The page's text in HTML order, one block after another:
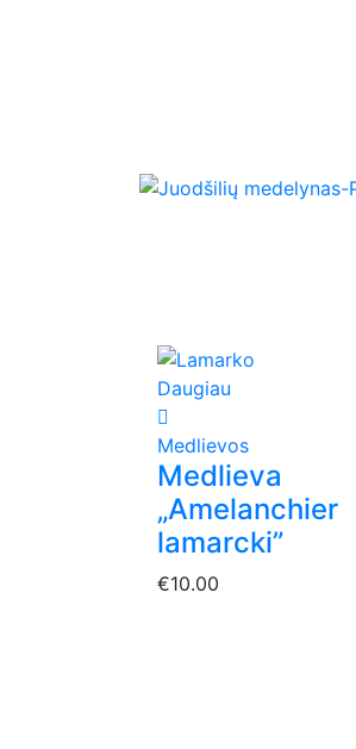
Daugiau
Medlievos
Medlieva
„Amelanchier
lamarcki”
€10.00